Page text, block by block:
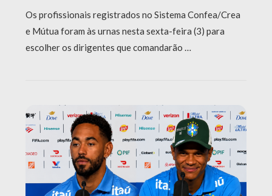
Os profissionais registrados no Sistema Confea/Crea
e Mútua foram às urnas nesta sexta-feira (3) para
escolher os dirigentes que comandarão …